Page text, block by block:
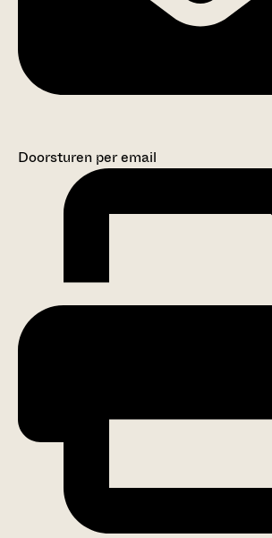
Doorsturen per email